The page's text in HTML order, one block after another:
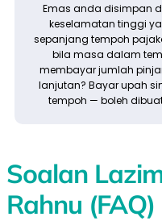
Emas anda disimpan
keselamatan tinggi
sepanjang tempoh
bila masa dalam
membayar jumlah
lanjutan? Bayar upah
tempoh — boleh
Soalan
Rahnu (FAQ)